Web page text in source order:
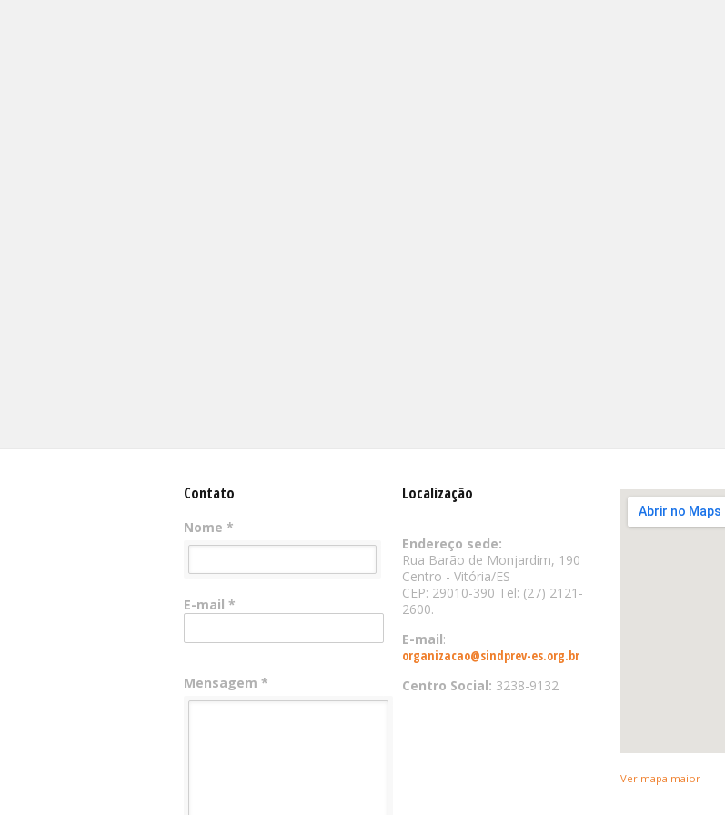
Contato
Nome *
E-mail *
Mensagem *
Localização
Endereço sede:
Rua Barão de Monjardim, 190
Centro - Vitória/ES
CEP: 29010-390 Tel: (27) 2121-
2600.
E-mail:
organizacao@sindprev-es.org.br
Centro Social: 3238-9132
Ver mapa maior